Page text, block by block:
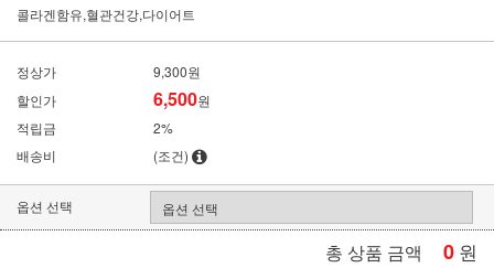
콜라겐함유,혈관건강,다이어트
정상가
9,300원
할인가
6,500원
적립금
2%
배송비
(조건)
옵션 선택
총 상품 금액 0 원